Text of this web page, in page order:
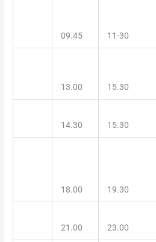
09.45 11-30
13.00 15.30
14.30 15.30
18.00 19.30
21.00 23.00